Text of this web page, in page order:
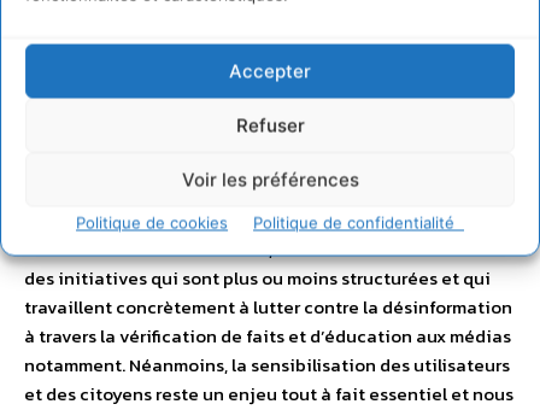
Accepter
Refuser
Voir les préférences
Politique de cookies Politique de confidentialité
diffuse des informations fiables.
Est-ce que cette plateforme
envisage de fédérer un effort en
Bertrand Levant: A ce stade, on se concentre surtout sur
des initiatives qui sont plus ou moins structurées et qui
travaillent concrètement à lutter contre la désinformation
à travers la vérification de faits et d’éducation aux médias
notamment. Néanmoins, la sensibilisation des utilisateurs
et des citoyens reste un enjeu tout à fait essentiel et nous